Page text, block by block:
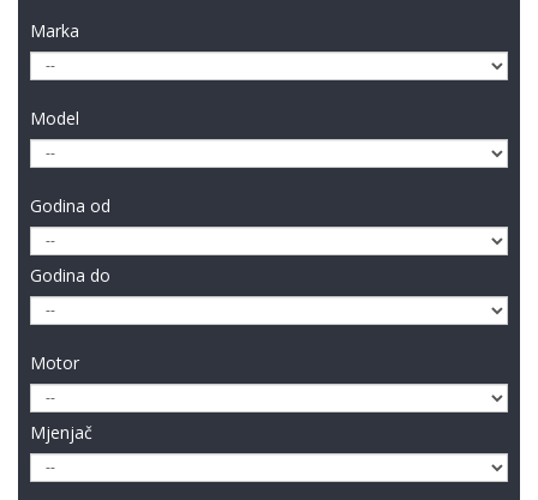
Marka
Model
Godina od
Godina do
Motor
Mjenjač